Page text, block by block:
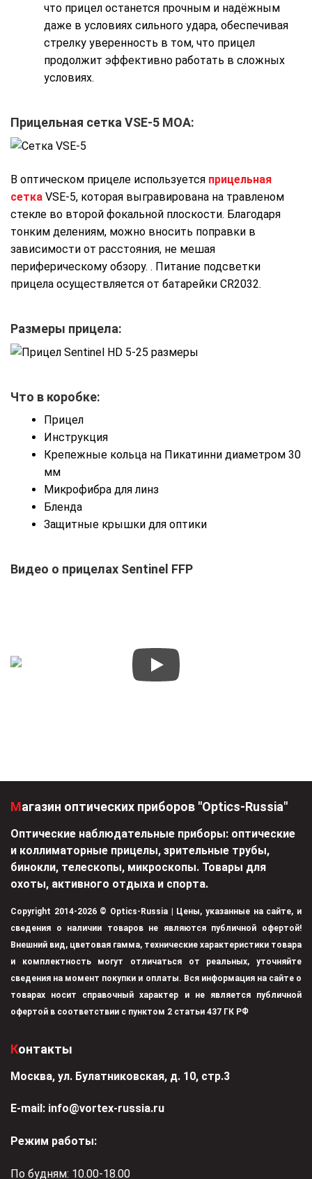
что прицел останется прочным и надёжным
даже в условиях сильного удара, обеспечивая
стрелку уверенность в том, что прицел
продолжит эффективно работать в сложных
условиях.
Прицельная сетка VSE-5 MOA:
В оптическом прицеле используется прицельная
сетка VSE-5, которая выгравирована на травленом
стекле во второй фокальной плоскости. Благодаря
тонким делениям, можно вносить поправки в
зависимости от расстояния, не мешая
периферическому обзору. . Питание подсветки
прицела осуществляется от батарейки CR2032.
Размеры прицела:
Что в коробке:
Прицел
Инструкция
Крепежные кольца на Пикатинни диаметром 30
мм
Микрофибра для линз
Бленда
Защитные крышки для оптики
Видео о прицелах Sentinel FFP
Магазин оптических приборов "Optics-Russia"
Оптические наблюдательные приборы: оптические
и коллиматорные прицелы, зрительные трубы,
бинокли, телескопы, микроскопы. Товары для
охоты, активного отдыха и спорта.
Copyright 2014-2026 © Optics-Russia | Цены, указанные на сайте, и
сведения о наличии товаров не являются публичной офертой!
Внешний вид, цветовая гамма, технические характеристики товара
и комплектность могут отличаться от реальных, уточняйте
сведения на момент покупки и оплаты. Вся информация на сайте о
товарах носит справочный характер и не является публичной
офертой в соответствии с пунктом 2 статьи 437 ГК РФ
Контакты
Москва, ул. Булатниковская, д. 10, стр.3
Е-mail: info@vortex-russia.ru
Режим работы:
По будням: 10.00-18.00